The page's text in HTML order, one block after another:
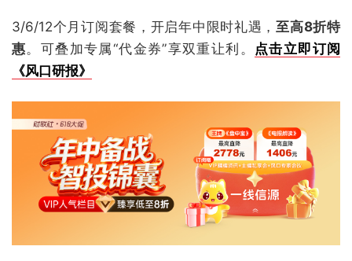
3/6/12个月订阅套餐，开启年中限时礼遇，至高8折特
惠。可叠加专属“代金券”享双重让利。 点击立即订阅
《风口研报》